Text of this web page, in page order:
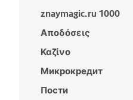
znaymagic.ru 1000
Αποδόσεις
Καζίνο
Микрокредит
Пости